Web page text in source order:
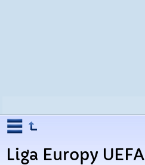
Liga Europy